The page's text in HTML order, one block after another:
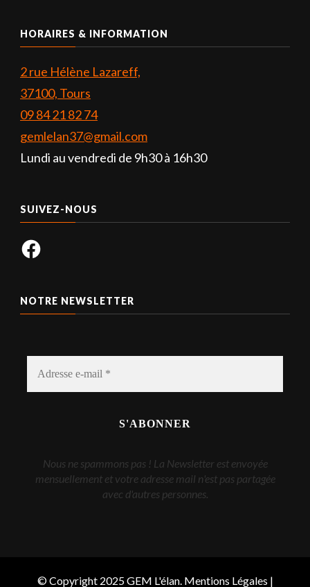
HORAIRES & INFORMATION
2 rue Hélène Lazareff,
37100, Tours
09 84 21 82 74
gemlelan37@gmail.com
Lundi au vendredi de 9h30 à 16h30
SUIVEZ-NOUS
Facebook
NOTRE NEWSLETTER
Nous ne spammons pas ! La Newsletter est envoyée
mensuellement et votre adresse mail n'est pas partagée
avec d'autres personnes.
© Copyright 2025 GEM L'élan. Mentions Légales |